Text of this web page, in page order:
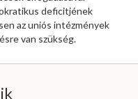
deficitjének
az uniós intézmények
van szükség.